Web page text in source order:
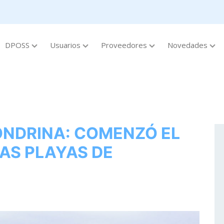
DPOSS Usuarios Proveedores Novedades
COMENZÓ EL
PLAYAS DE